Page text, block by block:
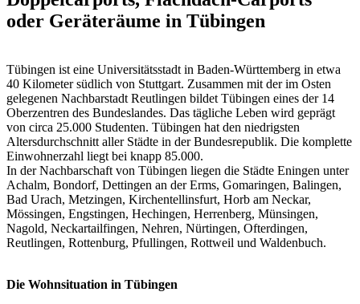
oder Geräteräume in Tübingen
Tübingen ist eine Universitätsstadt in Baden-Württemberg in etwa
40 Kilometer südlich von Stuttgart. Zusammen mit der im Osten
gelegenen Nachbarstadt Reutlingen bildet Tübingen eines der 14
Oberzentren des Bundeslandes. Das tägliche Leben wird geprägt
von circa 25.000 Studenten. Tübingen hat den niedrigsten
Altersdurchschnitt aller Städte in der Bundesrepublik. Die komplette
Einwohnerzahl liegt bei knapp 85.000.
In der Nachbarschaft von Tübingen liegen die Städte Eningen unter
Achalm, Bondorf, Dettingen an der Erms, Gomaringen, Balingen,
Bad Urach, Metzingen, Kirchentellinsfurt, Horb am Neckar,
Mössingen, Engstingen, Hechingen, Herrenberg, Münsingen,
Nagold, Neckartailfingen, Nehren, Nürtingen, Ofterdingen,
Reutlingen, Rottenburg, Pfullingen, Rottweil und Waldenbuch.
Die Wohnsituation in Tübingen